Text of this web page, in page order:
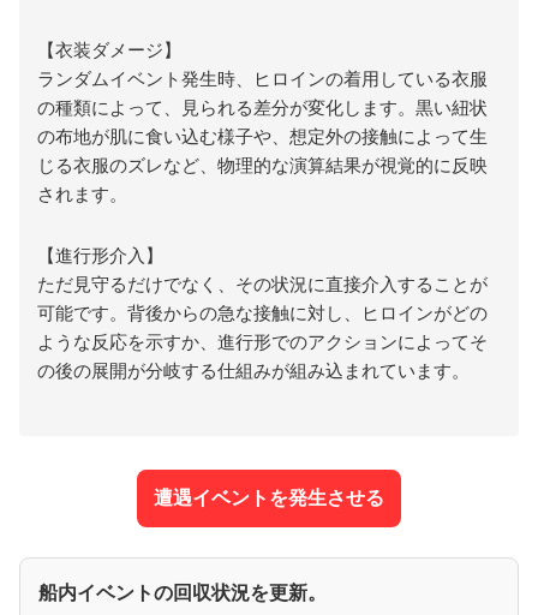
【衣装ダメージ】
ランダムイベント発生時、ヒロインの着用している衣服
の種類によって、見られる差分が変化します。黒い紐状
の布地が肌に食い込む様子や、想定外の接触によって生
じる衣服のズレなど、物理的な演算結果が視覚的に反映
されます。
【進行形介入】
ただ見守るだけでなく、その状況に直接介入することが
可能です。背後からの急な接触に対し、ヒロインがどの
ような反応を示すか、進行形でのアクションによってそ
の後の展開が分岐する仕組みが組み込まれています。
遭遇イベントを発生させる
船内イベントの回収状況を更新。